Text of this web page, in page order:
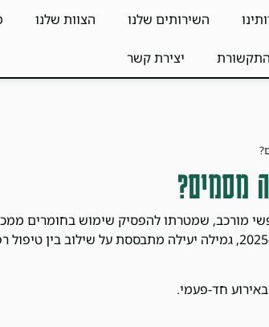
השירותים שלנו הצוות שלנו
יצירת קשר
מסמים?
מורכב, שמטרתו להפסיק שימוש בחומרים
האדם פיזית ונפשית. לפי המידע הקיים ב-2025, גמילה יעילה מתבססת על שילוב
חד-פעמי.